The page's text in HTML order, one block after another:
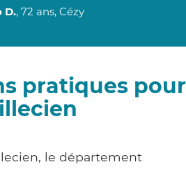
D., 72 ans, Cézy
pratiques pour
le département